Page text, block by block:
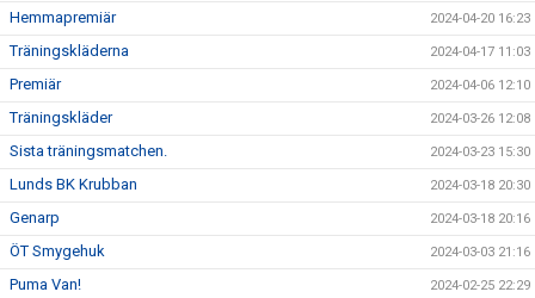
Hemmapremiär 2024-04-20 16:23
Träningskläderna 2024-04-17 11:03
Premiär 2024-04-06 12:10
Träningskläder 2024-03-26 12:08
Sista träningsmatchen. 2024-03-23 15:30
Lunds BK Krubban 2024-03-18 20:30
Genarp 2024-03-18 20:16
ÖT Smygehuk 2024-03-03 21:16
Puma Van! 2024-02-25 22:29